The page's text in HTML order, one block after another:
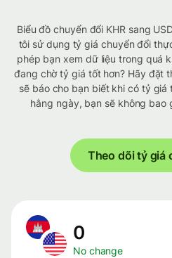
Biểu đồ chuyển đổi KHR sang
tôi sử dụng tỷ giá chuyển đổi
phép bạn xem dữ liệu trong quá
đang chờ tỷ giá tốt hơn? Hãy đặt
sẽ báo cho bạn biết khi có tỷ giá
hằng ngày, bạn sẽ không bao
Theo dõi tỷ giá
0
No change